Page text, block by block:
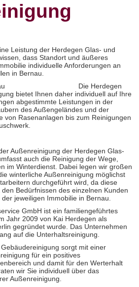
Leistung der Herdegen Glas- und
dass Standort und äußeres
individuelle Anforderungen an
in Bernau.
Die Herdegen
bietet Ihnen daher individuell auf Ihre
abgestimmte Leistungen in der
des Außengeländes und der
von Rasenanlagen bis zum Reinigungen
Außenreinigung der Herdegen Glas-
auch die Reinigung der Wege,
im Winterdienst. Dabei legen wir großen
winterliche Außenreinigung möglichst
durchgeführt wird, da diese
Bedürfnissen des einzelnen Kunden
jeweiligen Immobilie in Bernau.
GmbH ist ein familiengeführtes
Jahr 2009 von Kai Herdegen als
gegründet wurde. Das Unternehmen
auf die Unterhaltsreinigung.
sorgt mit einer
für ein positives
und damit für den Werterhalt
wir Sie individuell über das
Außenreinigung.